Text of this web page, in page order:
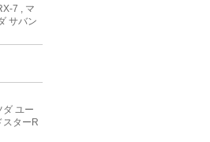
7 , マ
サバン
ダ ユー
スターR